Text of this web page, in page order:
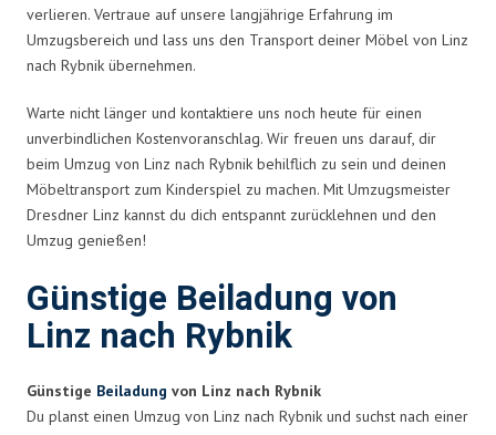
verlieren. Vertraue auf unsere langjährige Erfahrung im
Umzugsbereich und lass uns den Transport deiner Möbel von Linz
nach Rybnik übernehmen.
Warte nicht länger und kontaktiere uns noch heute für einen
unverbindlichen Kostenvoranschlag. Wir freuen uns darauf, dir
beim Umzug von Linz nach Rybnik behilflich zu sein und deinen
Möbeltransport zum Kinderspiel zu machen. Mit Umzugsmeister
Dresdner Linz kannst du dich entspannt zurücklehnen und den
Umzug genießen!
Günstige Beiladung von
Linz nach Rybnik
Günstige Beiladung von Linz nach Rybnik
Du planst einen Umzug von Linz nach Rybnik und suchst nach einer